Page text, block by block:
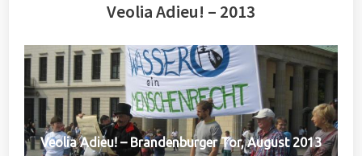
Veolia Adieu! – 2013
Veolia Adieu! – Brandenburger Tor, August 2013